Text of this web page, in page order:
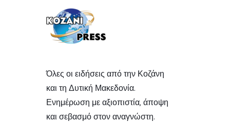
Όλες οι ειδήσεις από την Κοζάνη
και τη Δυτική Μακεδονία.
Ενημέρωση με αξιοπιστία, άποψη
και σεβασμό στον αναγνώστη.